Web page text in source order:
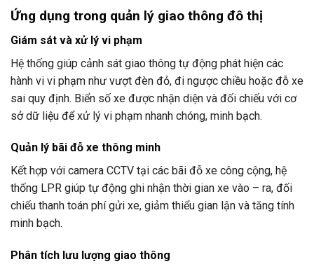
Ứng dụng trong quản lý giao thông đô thị
Giám sát và xử lý vi phạm
Hệ thống giúp cảnh sát giao thông tự động phát hiện các
hành vi vi phạm như vượt đèn đỏ, đi ngược chiều hoặc đỗ xe
sai quy định. Biển số xe được nhận diện và đối chiếu với cơ
sở dữ liệu để xử lý vi phạm nhanh chóng, minh bạch.
Quản lý bãi đỗ xe thông minh
Kết hợp với camera CCTV tại các bãi đỗ xe công cộng, hệ
thống LPR giúp tự động ghi nhận thời gian xe vào – ra, đối
chiếu thanh toán phí gửi xe, giảm thiểu gian lận và tăng tính
minh bạch.
Phân tích lưu lượng giao thông